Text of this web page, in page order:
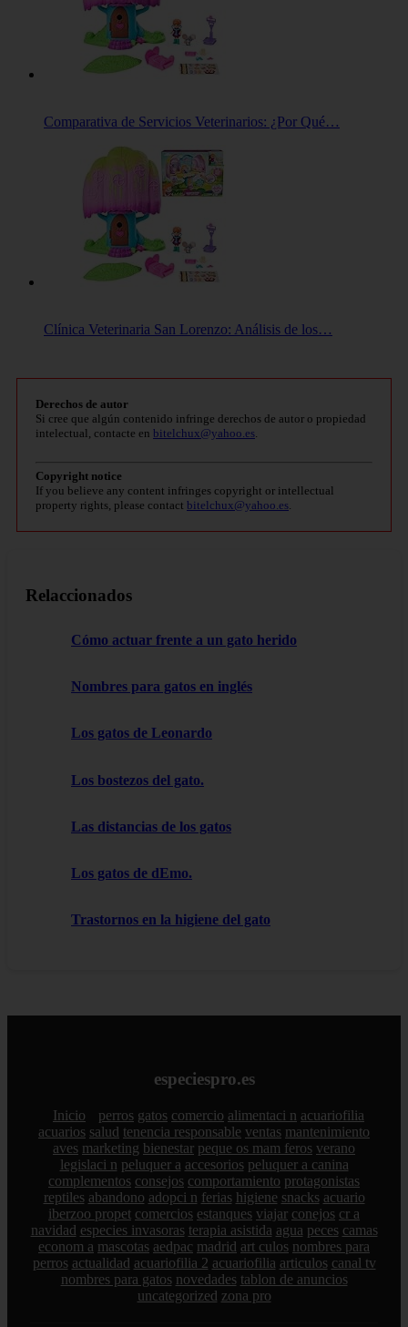
Comparativa de Servicios Veterinarios: ¿Por Qué…
Clínica Veterinaria San Lorenzo: Análisis de los…
Derechos de autor
Si cree que algún contenido infringe derechos de autor o propiedad
intelectual, contacte en bitelchux@yahoo.es.
Copyright notice
If you believe any content infringes copyright or intellectual
property rights, please contact bitelchux@yahoo.es.
Relaccionados
Cómo actuar frente a un gato herido
Nombres para gatos en inglés
Los gatos de Leonardo
Los bostezos del gato.
Las distancias de los gatos
Los gatos de dEmo.
Trastornos en la higiene del gato
especiespro.es
Inicio perros gatos comercio alimentaci n acuariofilia
acuarios salud tenencia responsable ventas mantenimiento
aves marketing bienestar peque os mam feros verano
legislaci n peluquer a accesorios peluquer a canina
complementos consejos comportamiento protagonistas
reptiles abandono adopci n ferias higiene snacks acuario
iberzoo propet comercios estanques viajar conejos cr a
navidad especies invasoras terapia asistida agua peces camas
econom a mascotas aedpac madrid art culos nombres para
perros actualidad acuariofilia 2 acuariofilia articulos canal tv
nombres para gatos novedades tablon de anuncios
uncategorized zona pro